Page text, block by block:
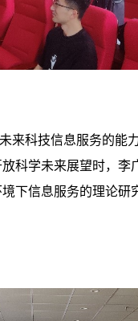
来科技信息服务的能
科学未来展望时，李
下信息服务的理论